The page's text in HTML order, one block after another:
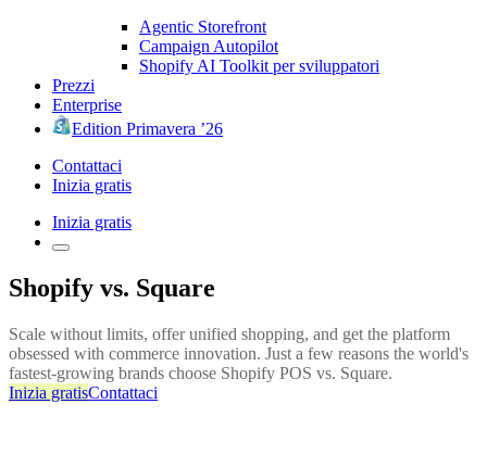
Agentic Storefront
Campaign Autopilot
Shopify AI Toolkit per sviluppatori
Prezzi
Enterprise
Edition Primavera ’26
Contattaci
Inizia gratis
Inizia gratis
Shopify vs. Square
Scale without limits, offer unified shopping, and get the platform
obsessed with commerce innovation. Just a few reasons the world's
fastest-growing brands choose Shopify POS vs. Square.
Inizia gratisContattaci